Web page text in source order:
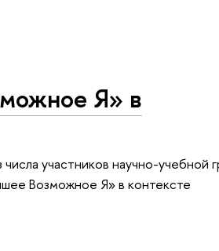
Я» в
участников научно-учебной
Возможное Я» в контексте